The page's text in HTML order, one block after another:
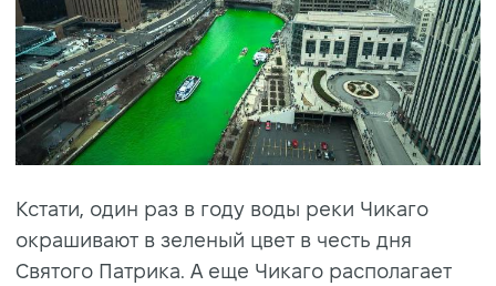
Кстати, один раз в году воды реки Чикаго
окрашивают в зеленый цвет в честь дня
Святого Патрика. А еще Чикаго располагает